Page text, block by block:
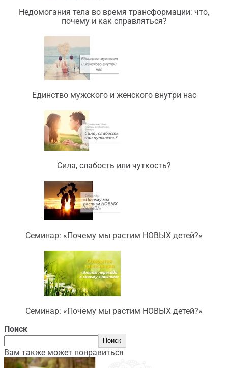
Недомогания тела во время трансформации: что,
почему и как справляться?
Единство мужского и женского внутри нас
Сила, слабость или чуткость?
Семинар: «Почему мы растим НОВЫХ детей?»
Семинар: «Почему мы растим НОВЫХ детей?»
Поиск
Поиск
Вам также может понравиться